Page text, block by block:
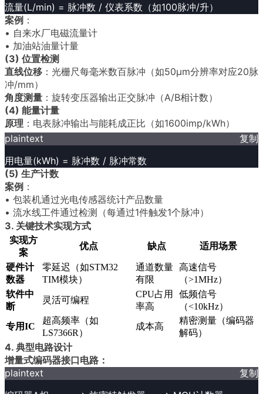
流量(L/min) = 脉冲数 / 仪表系数（如100脉冲/升）
案例 ：
• 自来水厂电磁流量计
• 加油站油量计量
(3) 位置检测
直线位移 ：光栅尺每毫米数百脉冲（如50μm分辨率对应20脉
冲/mm）
角度测量 ：旋转变压器输出正交脉冲（A/B相计数）
(4) 能量计量
原理 ：电表脉冲输出与能耗成正比（如1600imp/kWh）
plaintext
复制
用电量(kWh) = 脉冲数 / 脉冲常数
(5) 生产计数
案例 ：
• 包装机通过光电传感器统计产品数量
• 流水线工件通过检测（每通过1件触发1个脉冲）
3. 关键技术实现方式
实现方
案
优点 缺点 适用场景
硬件计
数器
零延迟（如STM32
TIM模块）
通道数量
有限
高速信号
（>1MHz）
软件中
断
灵活可编程
CPU占用
率高
低频信号
（<10kHz）
专用IC
超高频率（如
LS7366R）
成本高
精密测量（编码器
解码）
4. 典型电路设计
增量式编码器接口电路：
plaintext
复制